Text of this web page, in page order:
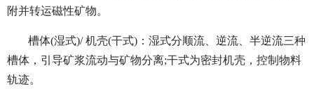
附并转运磁性矿物。
槽体(湿式)/ 机壳(干式)：湿式分顺流、逆流、半逆流三种
槽体，引导矿浆流动与矿物分离;干式为密封机壳，控制物料
轨迹。